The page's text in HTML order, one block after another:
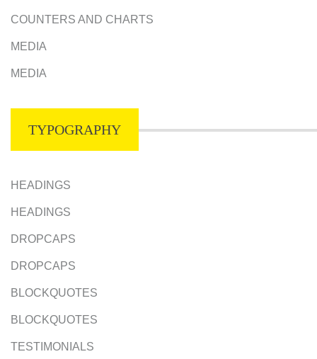
COUNTERS AND CHARTS
MEDIA
MEDIA
TYPOGRAPHY
HEADINGS
HEADINGS
DROPCAPS
DROPCAPS
BLOCKQUOTES
BLOCKQUOTES
TESTIMONIALS